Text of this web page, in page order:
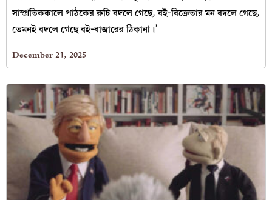
সাম্প্রতিককালে পাঠকের রুচি বদলে গেছে, বই-বিক্রেতার মন বদলে গেছে,
তেমনই বদলে গেছে বই-বাজারের ঠিকানা।’
December 21, 2025